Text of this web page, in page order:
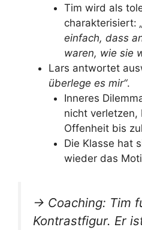
Tim wird als
charakterisiert:
einfach, dass
waren, wie sie
Lars antwortet
überlege es mir“.
Inneres
nicht verletzen,
Offenheit bis
Die Klasse hat
wieder das
→ Coaching: Tim
Kontrastfigur. Er